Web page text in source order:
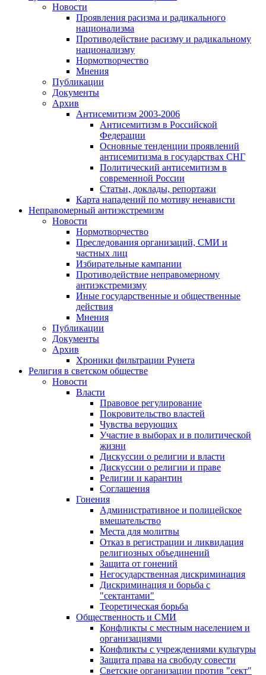
Новости
Проявления расизма и радикального
национализма
Противодействие расизму и радикальному
национализму
Нормотворчество
Мнения
Публикации
Документы
Архив
Антисемитизм 2003-2006
Антисемитизм в Российской
Федерации
Основные тенденции проявлений
антисемитизма в государствах СНГ
Политический антисемитизм в
современной России
Статьи, доклады, репортажи
Карта нападений по мотиву ненависти
Неправомерный антиэкстремизм
Новости
Нормотворчество
Преследования организаций, СМИ и
частных лиц
Избирательные кампании
Противодействие неправомерному
антиэкстремизму
Иные государственные и общественные
действия
Мнения
Публикации
Документы
Архив
Хроники фильтрации Рунета
Религия в светском обществе
Новости
Власти
Правовое регулирование
Покровительство властей
Чувства верующих
Участие в выборах и в политической
жизни
Дискуссии о религии и власти
Дискуссии о религии и праве
Религии и карантин
Соглашения
Гонения
Административное и полицейское
вмешательство
Места для молитвы
Отказ в регистрации и ликвидация
религиозных объединений
Защита от гонений
Негосударственная дискриминация
Дискриминация и борьба с
"сектантами"
Теоретическая борьба
Общественность и СМИ
Конфликты с местным населением и
организациями
Конфликты с учреждениями культуры
Защита права на свободу совести
Светские организации против "сект"